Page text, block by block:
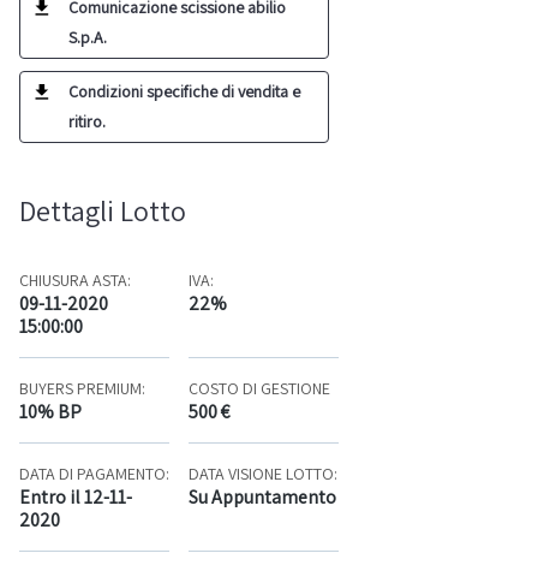
Comunicazione scissione abilio
S.p.A.
Condizioni specifiche di vendita e
ritiro.
Dettagli Lotto
CHIUSURA ASTA:
09-11-2020
15:00:00
IVA:
22%
BUYERS PREMIUM:
10% BP
COSTO DI GESTIONE
500 €
DATA DI PAGAMENTO:
Entro il 12-11-
2020
DATA VISIONE LOTTO:
Su Appuntamento